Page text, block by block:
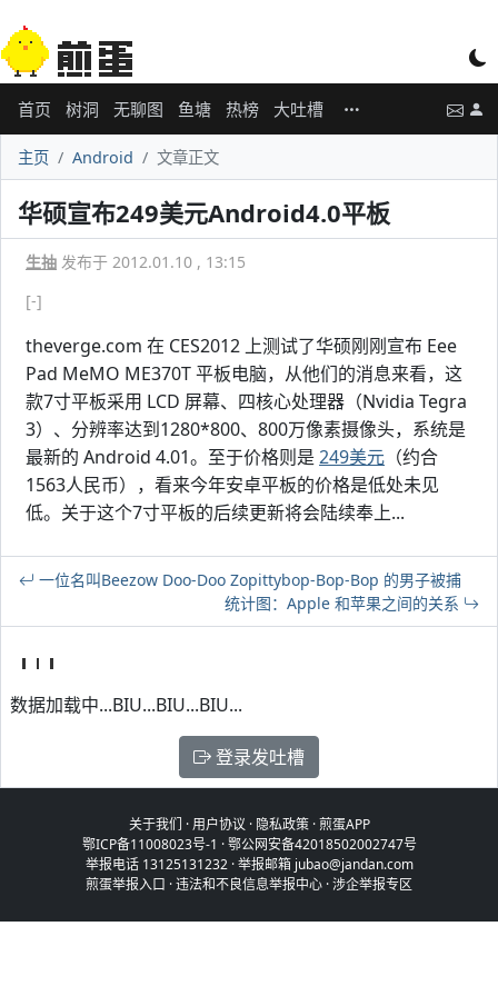
首页 树洞 无聊图 鱼塘 热榜 大吐槽
主页 Android 文章正文
华硕宣布249美元Android4.0平板
生抽 发布于 2012.01.10 , 13:15
[-]
theverge.com 在 CES2012 上测试了华硕刚刚宣布 Eee
Pad MeMO ME370T 平板电脑，从他们的消息来看，这
款7寸平板采用 LCD 屏幕、四核心处理器（Nvidia Tegra
3）、分辨率达到1280*800、800万像素摄像头，系统是
最新的 Android 4.01。至于价格则是 249美元 （约合
1563人民币），看来今年安卓平板的价格是低处未见
低。关于这个7寸平板的后续更新将会陆续奉上...
一位名叫Beezow Doo-Doo Zopittybop-Bop-Bop 的男子被捕
统计图：Apple 和苹果之间的关系
数据加载中...BIU...BIU...BIU...
登录发吐槽
关于我们 ·用户协议 · 隐私政策·煎蛋APP
鄂ICP备11008023号-1 ·鄂公网安备42018502002747号
举报电话 13125131232 · 举报邮箱 jubao@jandan.com
煎蛋举报入口 ·违法和不良信息举报中心 ·涉企举报专区